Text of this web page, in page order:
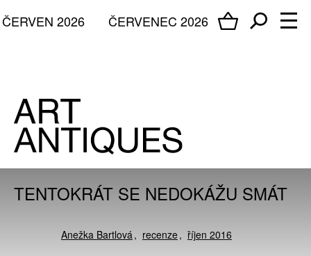
ČERVENEC 2026
ČERVEN 2026
TENTOKRÁT SE NEDOKÁŽU SMÁT
Anežka Bartlová recenze říjen 2016